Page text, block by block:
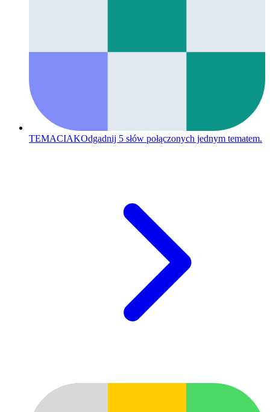
TEMACIAKOdgadnij 5 słów połączonych jednym tematem.